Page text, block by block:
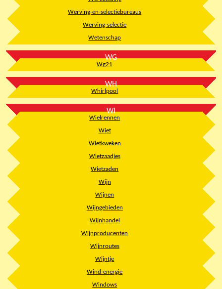
Werving-en-selectiebureaus
Werving-selectie
Wetenschap
WG
Wg21
WH
Whirlpool
WI
Wielrennen
Wiet
Wietkweken
Wietzaadjes
Wietzaden
Wijn
Wijnen
Wijngebieden
Wijnhandel
Wijnproducenten
Wijnroutes
Wijntje
Wind-energie
Windows